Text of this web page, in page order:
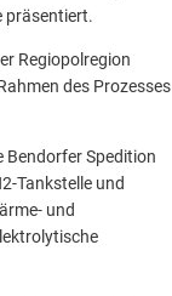
präsentiert.
Regiopolregion
des Prozesses
Bendorfer Spedition
Tankstelle und
und